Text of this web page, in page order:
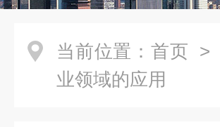
当前位置： 首页 >
业领域的应用